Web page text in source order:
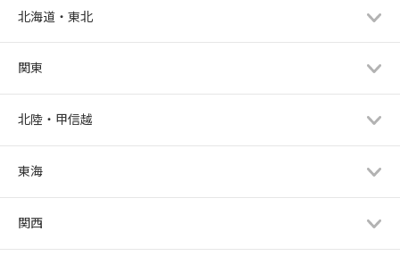
北海道・東北
関東
北陸・甲信越
東海
関西